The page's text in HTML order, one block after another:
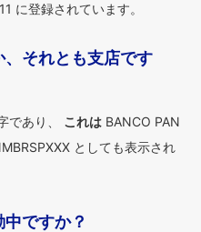
に登録されています。
それとも支店です
であり、 これは BANCO PAN
としても表示され
ですか？